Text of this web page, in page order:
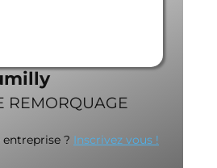
REMORQUAGE
? Inscrivez vous !